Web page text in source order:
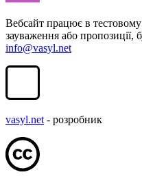
Вебсайт працює в
зауваження або пропозиції,
info@vasyl.net
vasyl.net - розробник